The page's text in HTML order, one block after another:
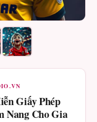
Giấy Phép
Nang Cho Gia